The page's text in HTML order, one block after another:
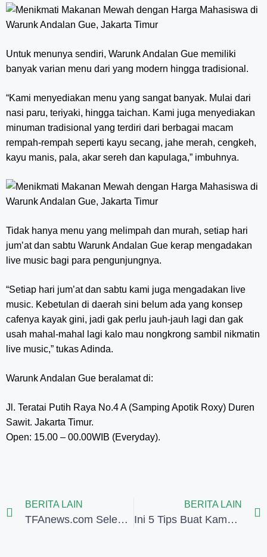
Untuk menunya sendiri, Warunk Andalan Gue memiliki
banyak varian menu dari yang modern hingga tradisional.
“Kami menyediakan menu yang sangat banyak. Mulai dari
nasi paru, teriyaki, hingga taichan. Kami juga menyediakan
minuman tradisional yang terdiri dari berbagai macam
rempah-rempah seperti kayu secang, jahe merah, cengkeh,
kayu manis, pala, akar sereh dan kapulaga,” imbuhnya.
Tidak hanya menu yang melimpah dan murah, setiap hari
jum’at dan sabtu Warunk Andalan Gue kerap mengadakan
live music bagi para pengunjungnya.
“Setiap hari jum’at dan sabtu kami juga mengadakan live
music. Kebetulan di daerah sini belum ada yang konsep
cafenya kayak gini, jadi gak perlu jauh-jauh lagi dan gak
usah mahal-mahal lagi kalo mau nongkrong sambil nikmatin
live music,” tukas Adinda.
Warunk Andalan Gue beralamat di:
Jl. Teratai Putih Raya No.4 A (Samping Apotik Roxy) Duren
Sawit. Jakarta Timur.
Open: 15.00 – 00.00WIB (Everyday).
BERITA LAIN
TFAnews.com Selenggarakan Lomba Menulis Artikel dengan Hadiah Jutaan Rupiah
BERITA LAIN
Ini 5 Tips Buat Kamu Jika Pertama Kali Naik Pesawat